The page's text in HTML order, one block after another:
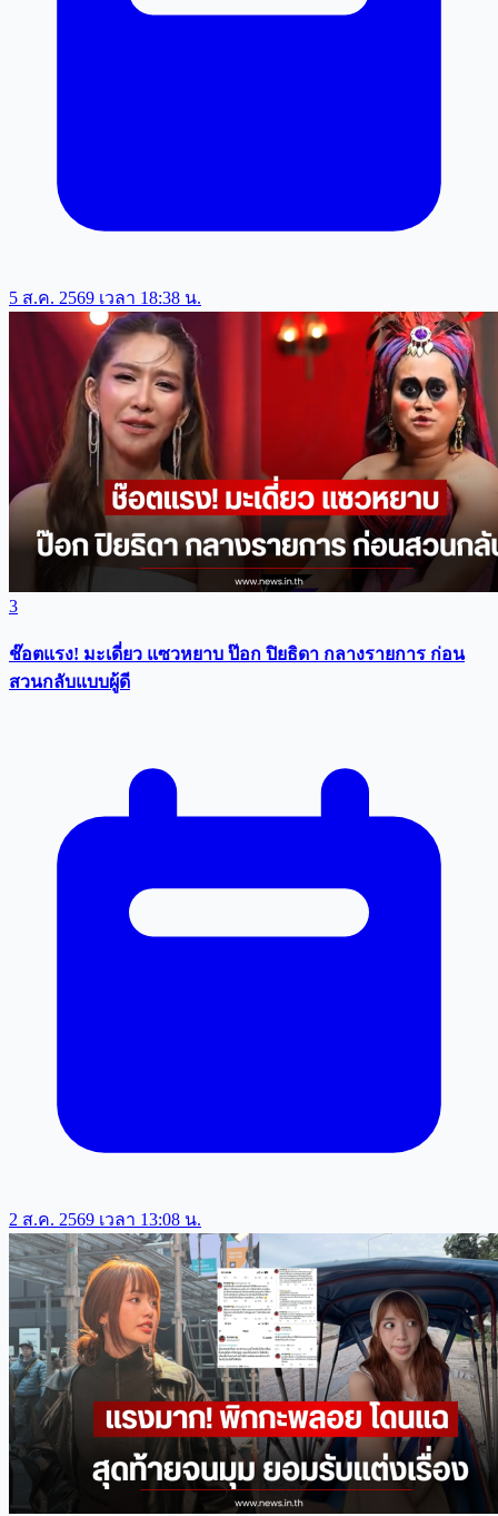
5 ส.ค. 2569 เวลา 18:38 น.
3
ช๊อตแรง! มะเดี่ยว แซวหยาบ ป๊อก ปิยธิดา กลางรายการ ก่อน
สวนกลับแบบผู้ดี
2 ส.ค. 2569 เวลา 13:08 น.